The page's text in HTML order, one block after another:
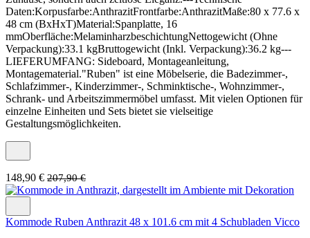
Daten:Korpusfarbe:AnthrazitFrontfarbe:AnthrazitMaße:80 x 77.6 x
48 cm (BxHxT)Material:Spanplatte, 16
mmOberfläche:MelaminharzbeschichtungNettogewicht (Ohne
Verpackung):33.1 kgBruttogewicht (Inkl. Verpackung):36.2 kg---
LIEFERUMFANG: Sideboard, Montageanleitung,
Montagematerial."Ruben" ist eine Möbelserie, die Badezimmer-,
Schlafzimmer-, Kinderzimmer-, Schminktische-, Wohnzimmer-,
Schrank- und Arbeitszimmermöbel umfasst. Mit vielen Optionen für
einzelne Einheiten und Sets bietet sie vielseitige
Gestaltungsmöglichkeiten.
148,90 € 207,90 €
Kommode Ruben Anthrazit 48 x 101.6 cm mit 4 Schubladen Vicco